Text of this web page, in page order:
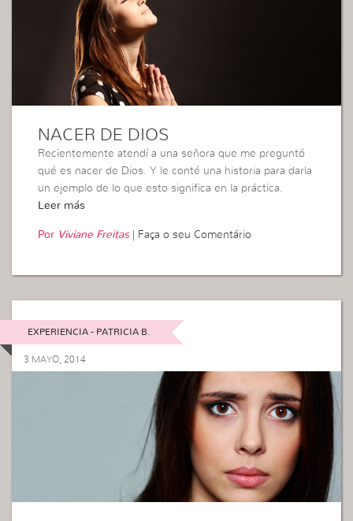
NACER DE DIOS
Recientemente atendí a una señora que me preguntó
qué es nacer de Dios. Y le conté una historia para darla
un ejemplo de lo que esto significa en la práctica.
Leer más
Por Viviane Freitas| Faça o seu Comentário
EXPERIENCIA - PATRICIA B.
3 MAYO, 2014